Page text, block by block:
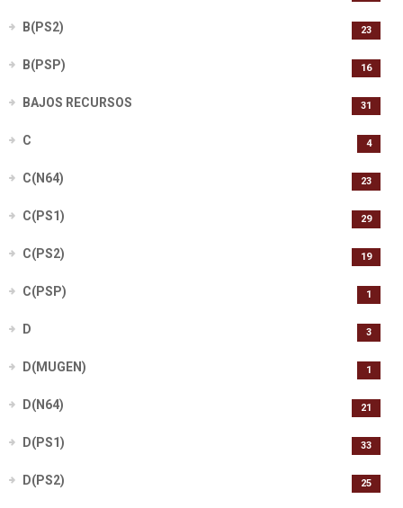
B(PS2) 23
B(PSP) 16
BAJOS RECURSOS 31
C 4
C(N64) 23
C(PS1) 29
C(PS2) 19
C(PSP) 1
D 3
D(MUGEN) 1
D(N64) 21
D(PS1) 33
D(PS2) 25